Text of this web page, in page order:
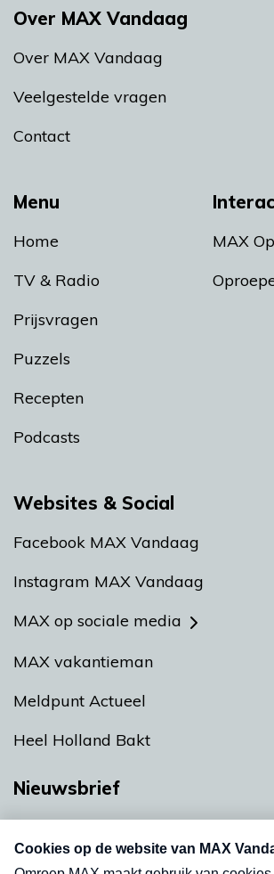
Menu
Home
TV & Radio
Prijsvragen
Puzzels
Recepten
Podcasts
MAX
Over MAX Vandaag
Over MAX Vandaag
Veelgestelde vragen
Contact
Websites & Social
Facebook MAX Vandaag
Instagram MAX Vandaag
MAX op sociale media
MAX vakantieman
Meldpunt Actueel
Heel Holland Bakt
Nieuwsbrief
nieuwsbrief. Elke vrijdag- en
uw mailbox.